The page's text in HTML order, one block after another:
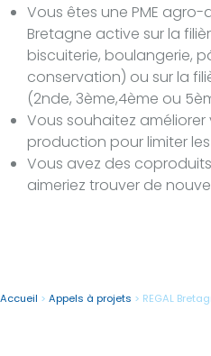
Vous êtes une PME
Bretagne active sur la
biscuiterie, boulangerie,
conservation) ou sur la
(2nde, 3ème,4ème ou
Vous souhaitez
production pour limiter
Vous avez des
aimeriez trouver de
Accueil > Appels à projets > REGAL